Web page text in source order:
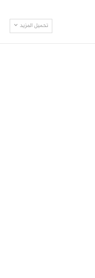
تحميل المزيد